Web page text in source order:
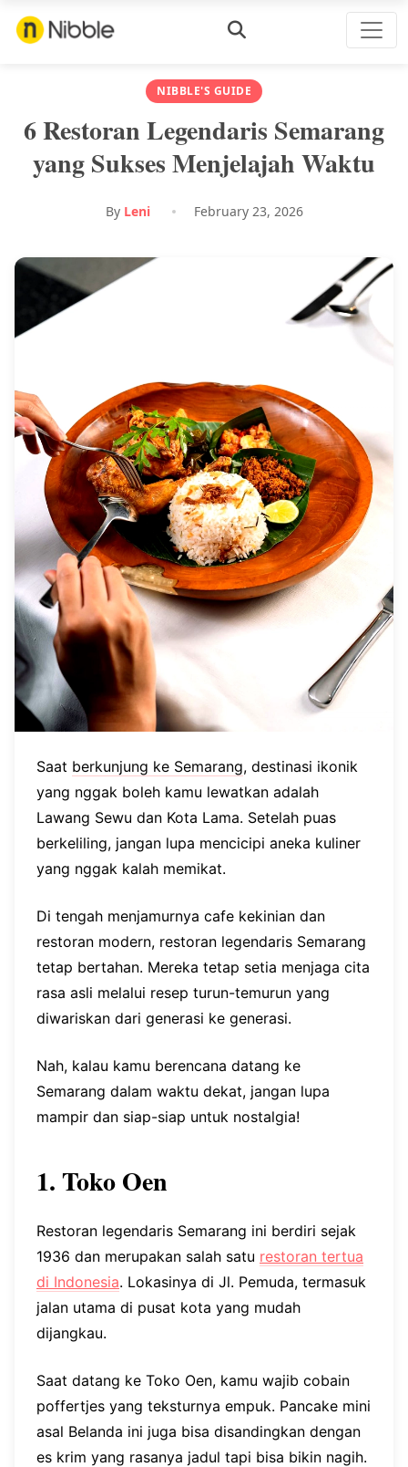
NIBBLE'S GUIDE
6 Restoran Legendaris Semarang
yang Sukses Menjelajah Waktu
By Leni February 23, 2026
Saat berkunjung ke Semarang, destinasi ikonik
yang nggak boleh kamu lewatkan adalah
Lawang Sewu dan Kota Lama. Setelah puas
berkeliling, jangan lupa mencicipi aneka kuliner
yang nggak kalah memikat.
Di tengah menjamurnya cafe kekinian dan
restoran modern, restoran legendaris Semarang
tetap bertahan. Mereka tetap setia menjaga cita
rasa asli melalui resep turun-temurun yang
diwariskan dari generasi ke generasi.
Nah, kalau kamu berencana datang ke
Semarang dalam waktu dekat, jangan lupa
mampir dan siap-siap untuk nostalgia!
1. Toko Oen
Restoran legendaris Semarang ini berdiri sejak
1936 dan merupakan salah satu restoran tertua
di Indonesia. Lokasinya di Jl. Pemuda, termasuk
jalan utama di pusat kota yang mudah
dijangkau.
Saat datang ke Toko Oen, kamu wajib cobain
poffertjes yang teksturnya empuk. Pancake mini
asal Belanda ini juga bisa disandingkan dengan
es krim yang rasanya jadul tapi bisa bikin nagih.